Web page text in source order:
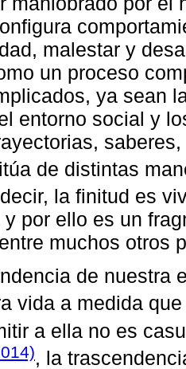
malestar y
un proceso
ya sean
entorno social y
de distintas
la finitud es
y por ello es un
muchos otros
de nuestra
vida a medida
a ella no es
, la